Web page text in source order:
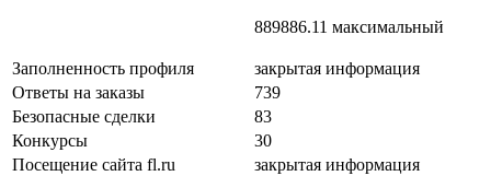
889886.11 максимальный
Заполненность профиля
закрытая информация
Ответы на заказы
739
Безопасные сделки
83
Конкурсы
30
Посещение сайта fl.ru
закрытая информация